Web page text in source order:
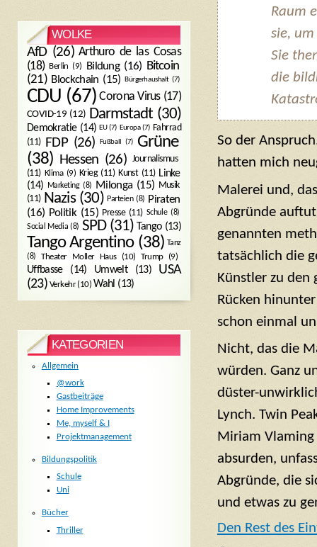
Raum
sie, um
Sie
die
So der
hatten mich
Malerei und,
Abgründe
genannten
tatsächlich die
Künstler zu den
Rücken
schon einmal
Nicht, das die
würden. Ganz
düster-
Lynch. Twin
Miriam Vlaming
absurden,
Abgründe, die
und etwas zu
Den Rest des
WOLKE
AfD(26) Arthuro de las Cosas
(18) Berlin (9) Bildung(16) Bitcoin
(21) Blockchain (15) Bürgerhaushalt (7)
CDU (67) Corona Virus(17)
COVID-19 (12) Darmstadt (30)
Demokratie(14) EU(7) Europa(7) Fahrrad
(11)
FDP(26) Fußball (7)
Grüne
(38) Hessen (26) Journalismus
(11) Klima(9) Krieg(11) Kunst(11) Linke
(14) Marketing(8) Milonga(15) Musik
(11) Nazis(30) Parteien(8) Piraten
(16) Politik(15) Presse(11) Schule(8)
Social Media (8) SPD(31) Tango(13)
Tango Argentino(38) Tanz
(8)
Theater Moller Haus(10) Trump(9)
Uffbasse(14) Umwelt(13)
USA
(23) Verkehr(10) Wahl (13)
KATEGORIEN
Allgemein
@work
Gastbeiträge
Home Improvements
Me, myself & I
Projektmanagement
Bildungspolitik
Schule
Uni
Bücher
Thriller